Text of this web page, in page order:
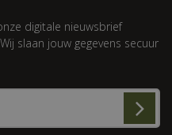
digitale nieuwsbrief
slaan jouw gegevens secuur